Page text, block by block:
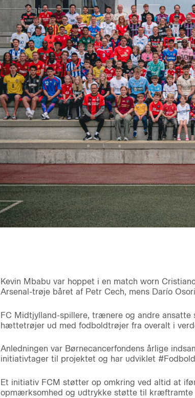
Kevin Mbabu var hoppet i en match worn
Arsenal-trøje båret af Petr Cech, mens Darío
FC Midtjylland-spillere, trænere og andre
hættetrøjer ud med fodboldtrøjer fra overalt i
Anledningen var Børnecancerfondens årlige
initiativtager til projektet og har udviklet
Et initiativ FCM støtter op omkring ved altid at
opmærksomhed og udtrykke støtte til